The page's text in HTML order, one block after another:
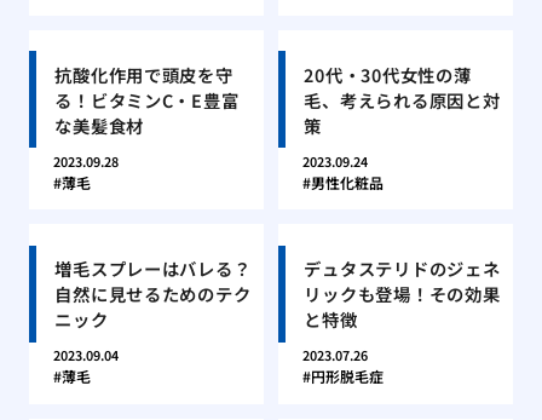
抗酸化作用で頭皮を守
る！ビタミンC・E豊富
な美髪食材
2023.09.28
薄毛
20代・30代女性の薄
毛、考えられる原因と対
策
2023.09.24
男性化粧品
増毛スプレーはバレる？
自然に見せるためのテク
ニック
2023.09.04
薄毛
デュタステリドのジェネ
リックも登場！その効果
と特徴
2023.07.26
円形脱毛症